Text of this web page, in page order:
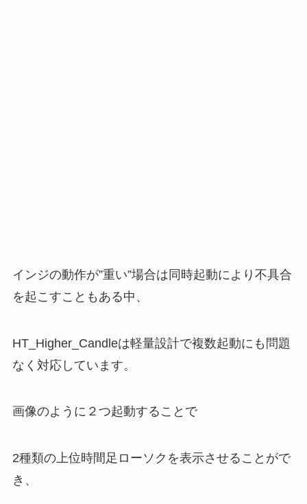
インジの動作が”重い”場合は同時起動により不具合
を起こすこともある中、
HT_Higher_Candleは軽量設計で複数起動にも問題
なく対応しています。
画像のように２つ起動することで
2種類の上位時間足ローソクを表示させることがで
き、